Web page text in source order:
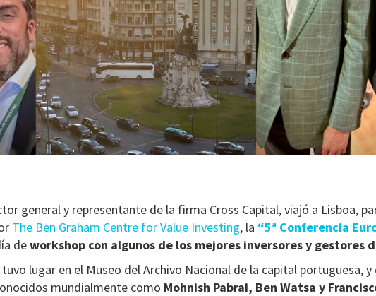
general y representante de la firma Cross Capital, viajó a Lisboa,
The Ben Graham Centre for Value Investing, la “5ª Conferencia
deworkshop con algunos de los mejores inversores y gestores
lugar en el Museo del Archivo Nacional de la capital portuguesa,
mundialmente como Mohnish Pabrai, Ben Watsa y